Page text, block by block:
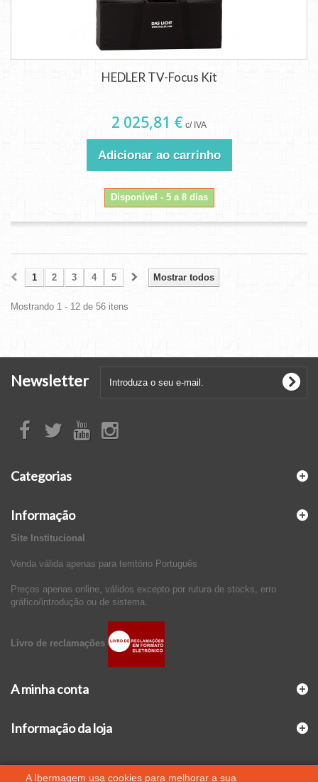
HEDLER TV-Focus Kit
2 025,81 € c/ IVA
Adicionar ao carrinho
Disponível - 5 a 8 dias
Mostrar todos
1 2 3 4 5
Mostrando 1 - 12 de 56 itens
Newsletter
Categorias
Informação
Site Institucional
Venda válida apenas para território Português
Preços apenas online, válidos excepto por rutura de stocks, erro
gráfico/introdução ou de sistema.
Livro de reclamações
A minha conta
Informação da loja
A Ibermagem usa cookies para melhorar a sua